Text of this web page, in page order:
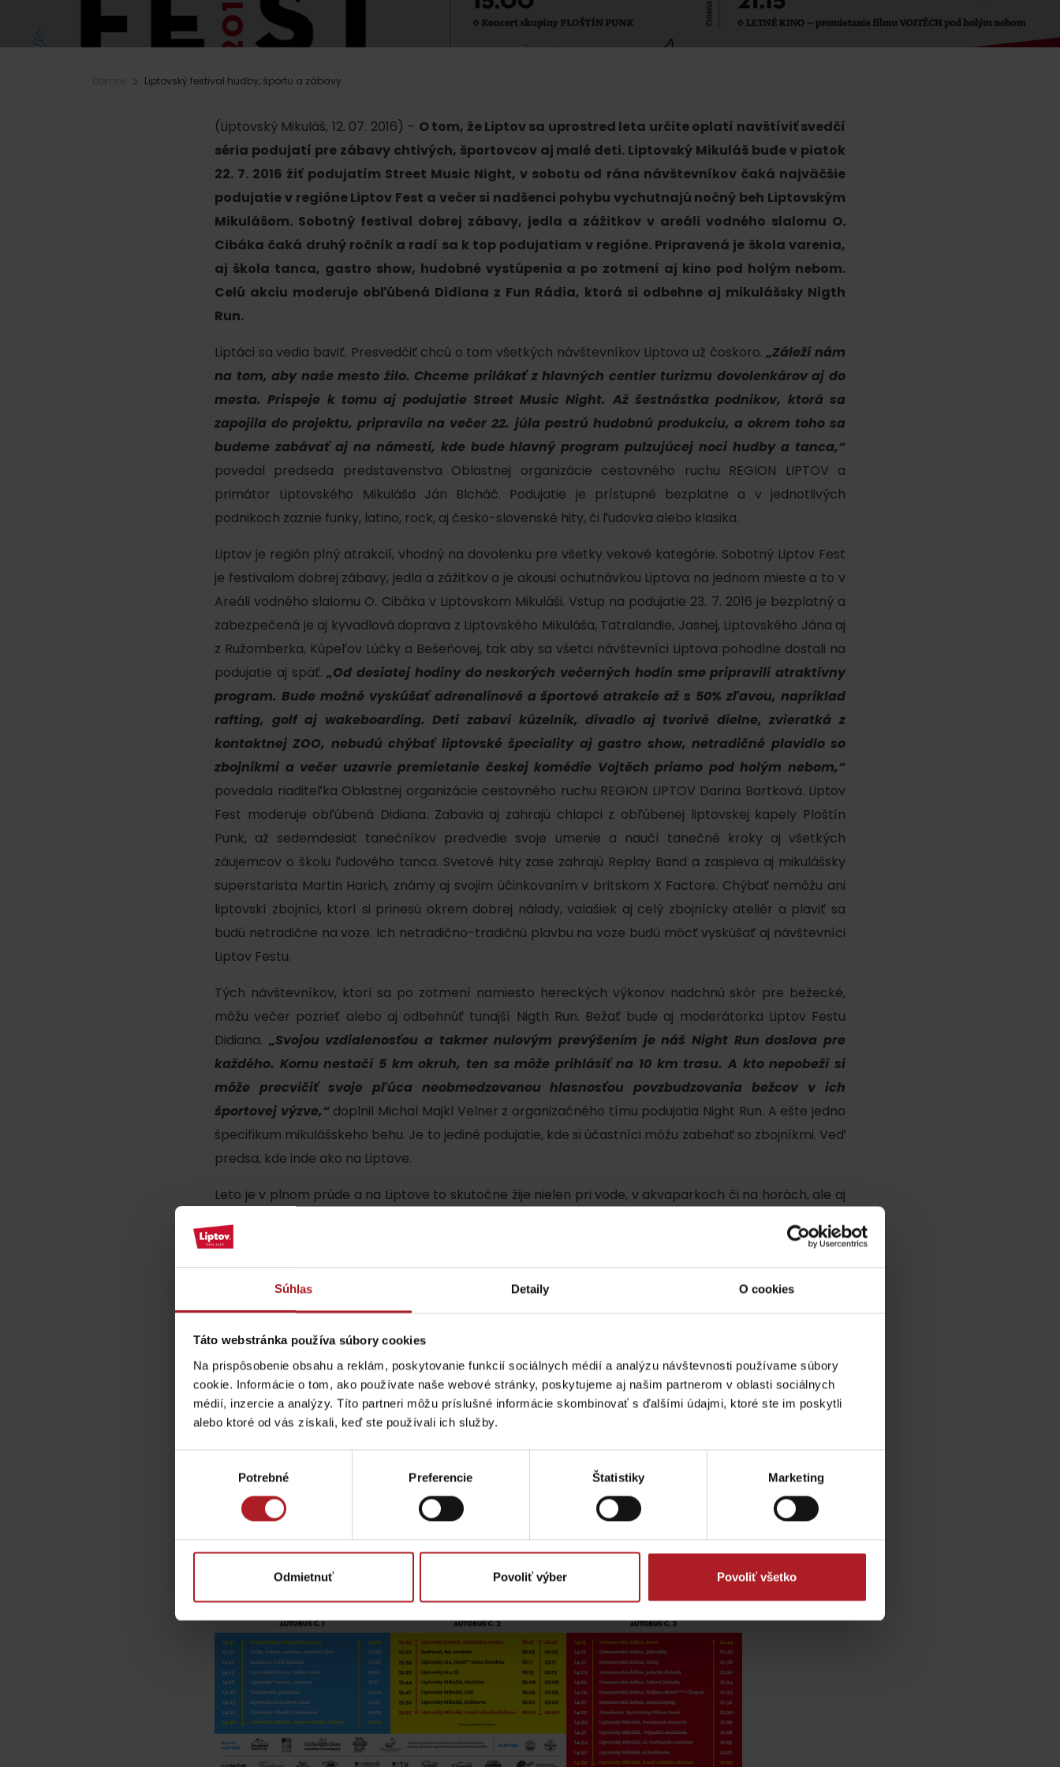
Súhlas Detaily O cookies
Táto webstránka používa súbory cookies
Na prispôsobenie obsahu a reklám, poskytovanie funkcií sociálnych médií a analýzu návštevnosti používame súbory
cookie. Informácie o tom, ako používate naše webové stránky, poskytujeme aj našim partnerom v oblasti sociálnych
médií, inzercie a analýzy. Títo partneri môžu príslušné informácie skombinovať s ďalšími údajmi, ktoré ste im poskytli
alebo ktoré od vás získali, keď ste používali ich služby.
Potrebné Preferencie Štatistiky Marketing
Odmietnuť Povoliť výber Povoliť všetko
Plánovanie pre firmy
Naplánuj si dovolenku
Pobytové balíky
Rezervuj si izby
Kempovanie
So zvieratkami
Teambuildingy
Kde sa nachádza
poklad? Nájdi ho s
Liptov Region Card!
Voda, sneh a aktivity
VŠETKY ČLÁNKY
horách
zadarmo s Generali
Požičovne
Demänovská Dolina
Leto pod Chopkom
Turistika
Cyklistika
Vodné športy
Zimné športy
Lyžovanie
Bežkovanie
Zimná turistika
Vyber si typ zážitku
Vodné parky
Wellness a spa
Vodné aktivity
História a kultúra
Ak ti škvŕka v bruchu
Reštaurácie
Kaviarne
Pivovary a vinárne
Salaše a koliby
Zimu a leto na Liptove
spoja športy
Kde sa nachádza
poklad? Nájdi ho s
Liptov Region Card!
Voda, sneh a aktivity
VŠETKY ČLÁNKY
podľa ročného obdobia
ZOZNAM ATRAKCII PRE DETI
O značke Produkt Liptova Kde kúpiť Spolupráca
Chaty a útulne Liptovské tradície Pramene a vodopády
VIAC O NEPOZNANÝCH MIESTACH LIPTOVA
Liptovský festival hudby, športu a zábavy
(Liptovský Mikuláš, 12. 07. 2016) – O tom, že Liptov sa uprostred leta určite oplatí navštíviť svedčí
séria podujatí pre zábavy chtivých, športovcov aj malé deti. Liptovský Mikuláš bude v piatok
22. 7. 2016 žiť podujatím Street Music Night, v sobotu od rána návštevníkov čaká najväčšie
podujatie v regióne Liptov Fest a večer si nadšenci pohybu vychutnajú nočný beh Liptovským
Mikulášom. Sobotný festival dobrej zábavy, jedla a zážitkov v areáli vodného slalomu O.
Cibáka čaká druhý ročník a radí sa k top podujatiam v regióne. Pripravená je škola varenia,
aj škola tanca, gastro show, hudobné vystúpenia a po zotmení aj kino pod holým nebom.
Celú akciu moderuje obľúbená Didiana z Fun Rádia, ktorá si odbehne aj mikulášsky Nigth
Run.
Liptáci sa vedia baviť. Presvedčiť chcú o tom všetkých návštevníkov Liptova už čoskoro.„Záleží nám
na tom, aby naše mesto žilo. Chceme prilákať z hlavných centier turizmu dovolenkárov aj do
mesta. Prispeje k tomu aj podujatie Street Music Night. Až šestnástka podnikov, ktorá sa
zapojila do projektu, pripravila na večer 22. júla pestrú hudobnú produkciu, a okrem toho sa
budeme zabávať aj na námestí, kde bude hlavný program pulzujúcej noci hudby a tanca,“
povedal predseda predstavenstva Oblastnej organizácie cestovného ruchu REGION LIPTOV a
primátor Liptovského Mikuláša Ján Blcháč. Podujatie je prístupné bezplatne a v jednotlivých
podnikoch zaznie funky, latino, rock, aj česko-slovenské hity, či ľudovka alebo klasika.
Liptov je región plný atrakcií, vhodný na dovolenku pre všetky vekové kategórie. Sobotný Liptov Fest
je festivalom dobrej zábavy, jedla a zážitkov a je akousi ochutnávkou Liptova na jednom mieste a to v
Areáli vodného slalomu O. Cibáka v Liptovskom Mikuláši. Vstup na podujatie 23. 7. 2016 je bezplatný a
zabezpečená je aj kyvadlová doprava z Liptovského Mikuláša, Tatralandie, Jasnej, Liptovského Jána aj
z Ružomberka, Kúpeľov Lúčky a Bešeňovej, tak aby sa všetci návštevníci Liptova pohodlne dostali na
podujatie aj späť.„Od desiatej hodiny do neskorých večerných hodín sme pripravili atraktívny
program. Bude možné vyskúšať adrenalínové a športové atrakcie až s 50% zľavou, napríklad
rafting, golf aj wakeboarding. Deti zabaví kúzelník, divadlo aj tvorivé dielne, zvieratká z
kontaktnej ZOO, nebudú chýbať liptovské špeciality aj gastro show, netradičné plavidlo so
zbojníkmi a večer uzavrie premietanie českej komédie Vojtěch priamo pod holým nebom,“
povedala riaditeľka Oblastnej organizácie cestovného ruchu REGION LIPTOV Darina Bartková. Liptov
Fest moderuje obľúbená Didiana. Zabavia aj zahrajú chlapci z obľúbenej liptovskej kapely Ploštín
Punk, až sedemdesiat tanečníkov predvedie svoje umenie a naučí tanečné kroky aj všetkých
záujemcov o školu ľudového tanca. Svetové hity zase zahrajú Replay Band a zaspieva aj mikulášsky
superstarista Martin Harich, známy aj svojim účinkovaním v britskom X Factore. Chýbať nemôžu ani
liptovskí zbojníci, ktorí si prinesú okrem dobrej nálady, valašiek aj celý zbojnícky ateliér a plaviť sa
budú netradične na voze. Ich netradično-tradičnú plavbu na voze budú môcť vyskúšať aj návštevníci
Liptov Festu.
Tých návštevníkov, ktorí sa po zotmení namiesto hereckých výkonov nadchnú skôr pre bežecké,
môžu večer pozrieť alebo aj odbehnúť tunajší Nigth Run. Bežať bude aj moderátorka Liptov Festu
Didiana. „Svojou vzdialenosťou a takmer nulovým prevýšením je náš Night Run doslova pre
každého. Komu nestačí 5 km okruh, ten sa môže prihlásiť na 10 km trasu. A kto nepobeží si
môže precvičiť svoje pľúca neobmedzovanou hlasnosťou povzbudzovania bežcov v ich
športovej výzve,“doplnil Michal Majkl Velner z organizačného tímu podujatia Night Run. A ešte jedno
špecifikum mikulášskeho behu. Je to jediné podujatie, kde si účastníci môžu zabehať so zbojníkmi. Veď
predsa, kde inde ako na Liptove.
Leto je v plnom prúde a na Liptove to skutočne žije nielen pri vode, v akvaparkoch či na horách, ale aj
Liptov Fest 2016